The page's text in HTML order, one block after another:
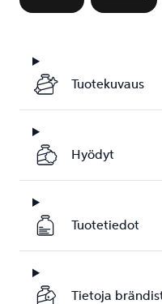
Tuotekuvaus
Hyödyt
Tuotetiedot
Tietoja